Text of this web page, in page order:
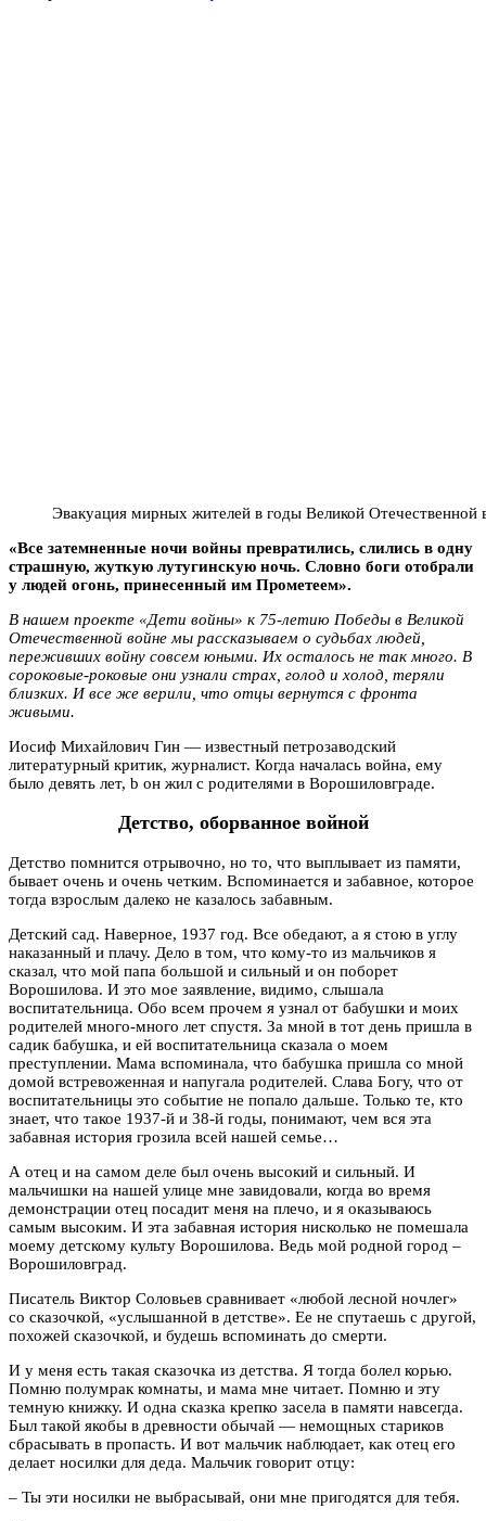
Эвакуация мирных жителей в годы Великой
«Все затемненные ночи войны превратились, слились в одну
страшную, жуткую лутугинскую ночь. Словно боги отобрали
у людей огонь, принесенный им Прометеем».
В нашем проекте «Дети войны» к 75-летию Победы в Великой
Отечественной войне мы рассказываем о судьбах людей,
переживших войну совсем юными. Их осталось не так много. В
сороковые-роковые они узнали страх, голод и холод, теряли
близких. И все же верили, что отцы вернутся с фронта
живыми.
Иосиф Михайлович Гин — известный петрозаводский
литературный критик, журналист. Когда началась война, ему
было девять лет, b он жил с родителями в Ворошиловграде.
Детство, оборванное войной
Детство помнится отрывочно, но то, что выплывает из памяти,
бывает очень и очень четким. Вспоминается и забавное, которое
тогда взрослым далеко не казалось забавным.
Детский сад. Наверное, 1937 год. Все обедают, а я стою в углу
наказанный и плачу. Дело в том, что кому-то из мальчиков я
сказал, что мой папа большой и сильный и он поборет
Ворошилова. И это мое заявление, видимо, слышала
воспитательница. Обо всем прочем я узнал от бабушки и моих
родителей много-много лет спустя. За мной в тот день пришла в
садик бабушка, и ей воспитательница сказала о моем
преступлении. Мама вспоминала, что бабушка пришла со мной
домой встревоженная и напугала родителей. Слава Богу, что от
воспитательницы это событие не попало дальше. Только те, кто
знает, что такое 1937-й и 38-й годы, понимают, чем вся эта
забавная история грозила всей нашей семье…
А отец и на самом деле был очень высокий и сильный. И
мальчишки на нашей улице мне завидовали, когда во время
демонстрации отец посадит меня на плечо, и я оказываюсь
самым высоким. И эта забавная история нисколько не помешала
моему детскому культу Ворошилова. Ведь мой родной город –
Ворошиловград.
Писатель Виктор Соловьев сравнивает «любой лесной ночлег»
со сказочкой, «услышанной в детстве». Ее не спутаешь с другой,
похожей сказочкой, и будешь вспоминать до смерти.
И у меня есть такая сказочка из детства. Я тогда болел корью.
Помню полумрак комнаты, и мама мне читает. Помню и эту
темную книжку. И одна сказка крепко засела в памяти навсегда.
Был такой якобы в древности обычай — немощных стариков
сбрасывать в пропасть. И вот мальчик наблюдает, как отец его
делает носилки для деда. Мальчик говорит отцу:
– Ты эти носилки не выбрасывай, они мне пригодятся для тебя.